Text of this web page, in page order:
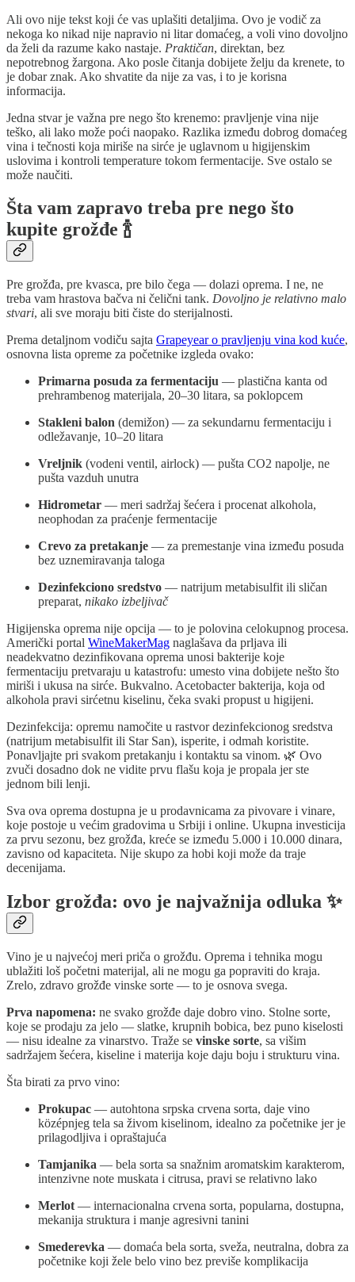
Ali ovo nije tekst koji će vas uplašiti detaljima. Ovo je vodič za
nekoga ko nikad nije napravio ni litar domaćeg, a voli vino dovoljno
da želi da razume kako nastaje. Praktičan, direktan, bez
nepotrebnog žargona. Ako posle čitanja dobijete želju da krenete, to
je dobar znak. Ako shvatite da nije za vas, i to je korisna
informacija.
Jedna stvar je važna pre nego što krenemo: pravljenje vina nije
teško, ali lako može poći naopako. Razlika između dobrog domaćeg
vina i tečnosti koja miriše na sirće je uglavnom u higijenskim
uslovima i kontroli temperature tokom fermentacije. Sve ostalo se
može naučiti.
Šta vam zapravo treba pre nego što
kupite grožđe 🍾
Pre grožđa, pre kvasca, pre bilo čega — dolazi oprema. I ne, ne
treba vam hrastova bačva ni čelični tank. Dovoljno je relativno malo
stvari, ali sve moraju biti čiste do sterijalnosti.
Prema detaljnom vodiču sajta Grapeyear o pravljenju vina kod kuće,
osnovna lista opreme za početnike izgleda ovako:
Primarna posuda za fermentaciju — plastična kanta od
prehrambenog materijala, 20–30 litara, sa poklopcem
Stakleni balon (demižon) — za sekundarnu fermentaciju i
odležavanje, 10–20 litara
Vreljnik (vodeni ventil, airlock) — pušta CO2 napolje, ne
pušta vazduh unutra
Hidrometar — meri sadržaj šećera i procenat alkohola,
neophodan za praćenje fermentacije
Crevo za pretakanje — za premestanje vina između posuda
bez uznemiravanja taloga
Dezinfekciono sredstvo — natrijum metabisulfit ili sličan
preparat, nikako izbeljivač
Higijenska oprema nije opcija — to je polovina celokupnog procesa.
Američki portal WineMakerMag naglašava da prljava ili
neadekvatno dezinfikovana oprema unosi bakterije koje
fermentaciju pretvaraju u katastrofu: umesto vina dobijete nešto što
miriši i ukusa na sirće. Bukvalno. Acetobacter bakterija, koja od
alkohola pravi sirćetnu kiselinu, čeka svaki propust u higijeni.
Dezinfekcija: opremu namočite u rastvor dezinfekcionog sredstva
(natrijum metabisulfit ili Star San), isperite, i odmah koristite.
Ponavljajte pri svakom pretakanju i kontaktu sa vinom. 🌿 Ovo
zvuči dosadno dok ne vidite prvu flašu koja je propala jer ste
jednom bili lenji.
Sva ova oprema dostupna je u prodavnicama za pivovare i vinare,
koje postoje u većim gradovima u Srbiji i online. Ukupna investicija
za prvu sezonu, bez grožđa, kreće se između 5.000 i 10.000 dinara,
zavisno od kapaciteta. Nije skupo za hobi koji može da traje
decenijama.
Izbor grožđa: ovo je najvažnija odluka ✨
Vino je u najvećoj meri priča o grožđu. Oprema i tehnika mogu
ublažiti loš početni materijal, ali ne mogu ga popraviti do kraja.
Zrelo, zdravo grožđe vinske sorte — to je osnova svega.
Prva napomena: ne svako grožđe daje dobro vino. Stolne sorte,
koje se prodaju za jelo — slatke, krupnih bobica, bez puno kiselosti
— nisu idealne za vinarstvo. Traže se vinske sorte, sa višim
sadržajem šećera, kiseline i materija koje daju boju i strukturu vina.
Šta birati za prvo vino:
Prokupac — autohtona srpska crvena sorta, daje vino
középnjeg tela sa živom kiselinom, idealno za početnike jer je
prilagodljiva i opraštajuća
Tamjanika — bela sorta sa snažnim aromatskim karakterom,
intenzivne note muskata i citrusa, pravi se relativno lako
Merlot — internacionalna crvena sorta, popularna, dostupna,
mekanija struktura i manje agresivni tanini
Smederevka — domaća bela sorta, sveža, neutralna, dobra za
početnike koji žele belo vino bez previše komplikacija